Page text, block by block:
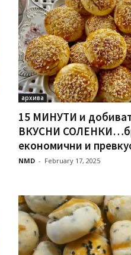
архива
15 МИНУТИ и
ВКУСНИ
економични и
NMD - February 17, 2025